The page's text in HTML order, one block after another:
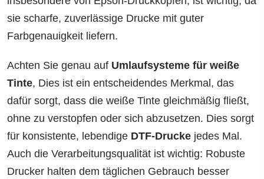
sie scharfe, zuverlässige Drucke mit guter
Farbgenauigkeit liefern.
Achten Sie genau auf Umlaufsysteme für weiße
Tinte, Dies ist ein entscheidendes Merkmal, das
dafür sorgt, dass die weiße Tinte gleichmäßig fließt,
ohne zu verstopfen oder sich abzusetzen. Dies sorgt
für konsistente, lebendige DTF-Drucke jedes Mal.
Auch die Verarbeitungsqualität ist wichtig: Robuste
Drucker halten dem täglichen Gebrauch besser